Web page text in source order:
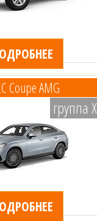
Coupe AMG
группа X